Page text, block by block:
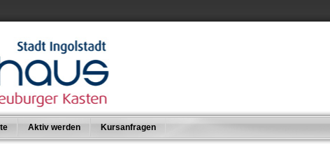
Aktiv werden Kursanfragen